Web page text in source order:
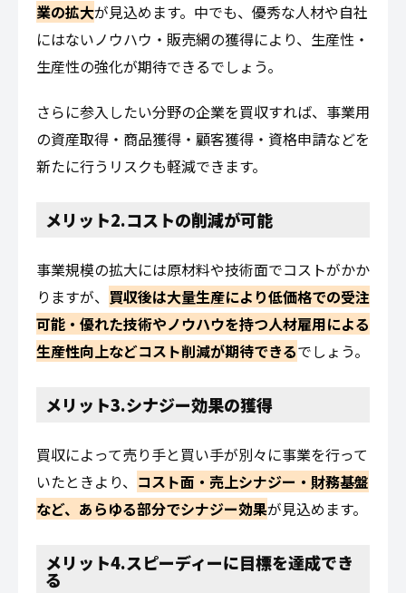
業の拡大が見込めます。中でも、優秀な人材や自社
にはないノウハウ・販売網の獲得により、生産性・
生産性の強化が期待できるでしょう。
さらに参入したい分野の企業を買収すれば、事業用
の資産取得・商品獲得・顧客獲得・資格申請などを
新たに行うリスクも軽減できます。
メリット2.コストの削減が可能
事業規模の拡大には原材料や技術面でコストがかか
りますが、 買収後は大量生産により低価格での受注
可能・優れた技術やノウハウを持つ人材雇用による
生産性向上などコスト削減が期待できるでしょう。
メリット3.シナジー効果の獲得
買収によって売り手と買い手が別々に事業を行って
いたときより、 コスト面・売上シナジー・財務基盤
など、あらゆる部分でシナジー効果が見込めます。
メリット4.スピーディーに目標を達成でき
る